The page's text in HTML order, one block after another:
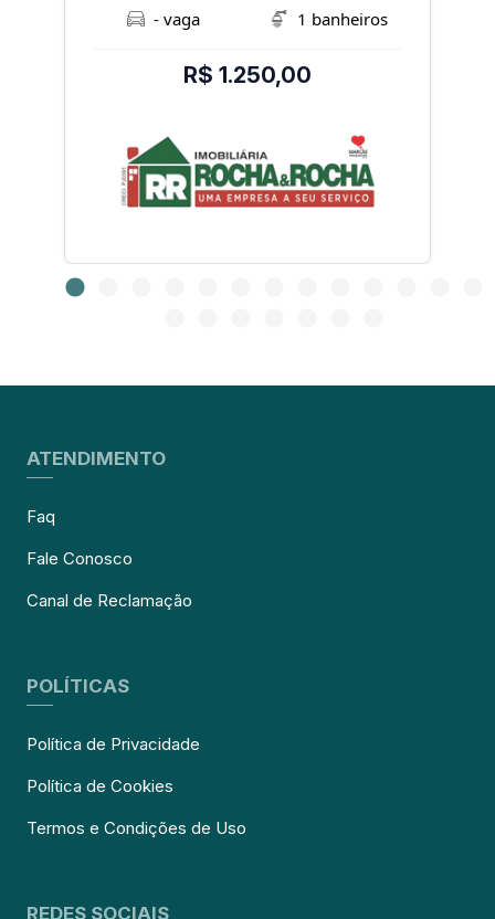
- vaga
1 banheiros
R$ 1.250,00
ATENDIMENTO
Faq
Fale Conosco
Canal de Reclamação
POLÍTICAS
Política de Privacidade
Política de Cookies
Termos e Condições de Uso
REDES SOCIAIS